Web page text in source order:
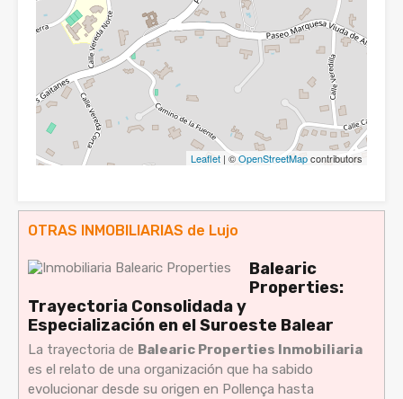
Leaflet | ©OpenStreetMapcontributors
OTRAS INMOBILIARIAS de Lujo
Balearic
Properties:
Trayectoria Consolidada y
Especialización en el Suroeste Balear
La trayectoria de Balearic Properties Inmobiliaria
es el relato de una organización que ha sabido
evolucionar desde su origen en Pollença hasta